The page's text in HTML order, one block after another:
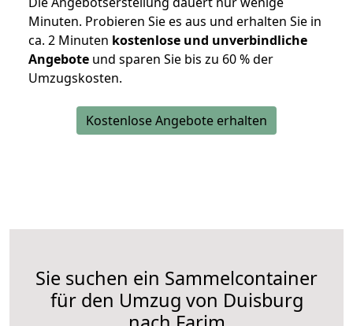
Minuten. Probieren Sie es aus und erhalten Sie in
ca. 2 Minuten kostenlose und unverbindliche
Angebote und sparen Sie bis zu 60 % der
Umzugskosten.
Kostenlose Angebote erhalten
Sie suchen ein Sammelcontainer
für den Umzug von Duisburg